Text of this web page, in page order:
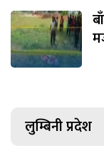
लुम्बिनी प्रदेश